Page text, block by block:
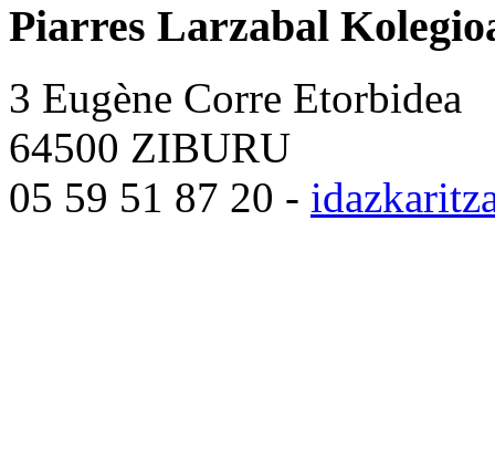
Piarres Larzabal
3 Eugène Corre Etorbidea
64500 ZIBURU
05 59 51 87 20 -